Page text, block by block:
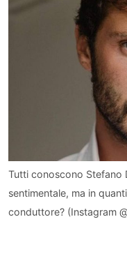
Tutti conoscono Stefano
sentimentale, ma in
conduttore? (Instagram